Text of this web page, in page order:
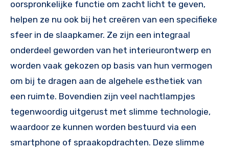
oorspronkelijke functie om zacht licht te geven,
helpen ze nu ook bij het creëren van een specifieke
sfeer in de slaapkamer. Ze zijn een integraal
onderdeel geworden van het interieurontwerp en
worden vaak gekozen op basis van hun vermogen
om bij te dragen aan de algehele esthetiek van
een ruimte. Bovendien zijn veel nachtlampjes
tegenwoordig uitgerust met slimme technologie,
waardoor ze kunnen worden bestuurd via een
smartphone of spraakopdrachten. Deze slimme